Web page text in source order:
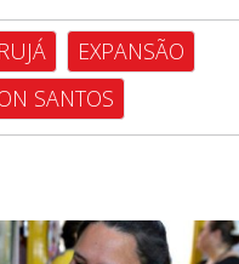
EXPANSÃO
SANTOS